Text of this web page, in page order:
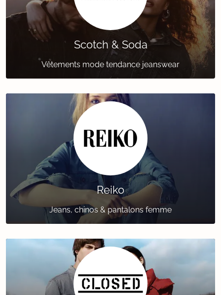
Scotch & Soda
Vêtements mode tendance jeanswear
Reiko
Jeans, chinos & pantalons femme